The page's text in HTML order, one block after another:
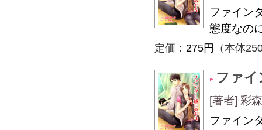
ファイン
態度なの
定価： 275円 （本体
ファイ
[著者] 彩
ファイン